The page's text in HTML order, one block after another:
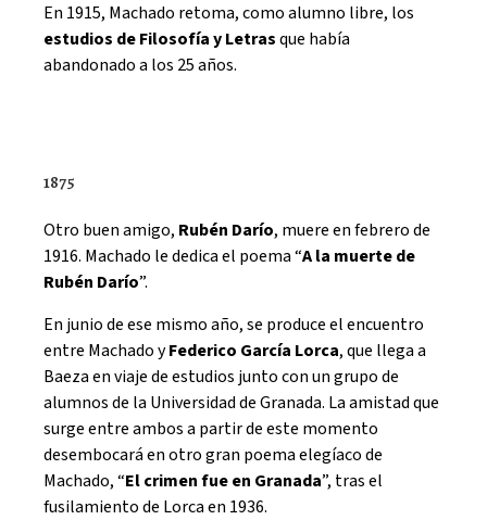
En 1915, Machado retoma, como alumno libre, los
estudios de Filosofía y Letrasque había
abandonado a los 25 años.
1875
Otro buen amigo, Rubén Darío, muere en febrero de
1916. Machado le dedica el poema “A la muerte de
Rubén Darío”.
En junio de ese mismo año, se produce el encuentro
entre Machado yFederico García Lorca, que llega a
Baeza en viaje de estudios junto con un grupo de
alumnos de la Universidad de Granada. La amistad que
surge entre ambos a partir de este momento
desembocará en otro gran poema elegíaco de
Machado, “El crimen fue en Granada”, tras el
fusilamiento de Lorca en 1936.